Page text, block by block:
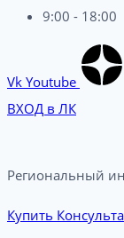
9:00 - 18:00
Vk Youtube
ВХОД в ЛК
Региональный
Купить